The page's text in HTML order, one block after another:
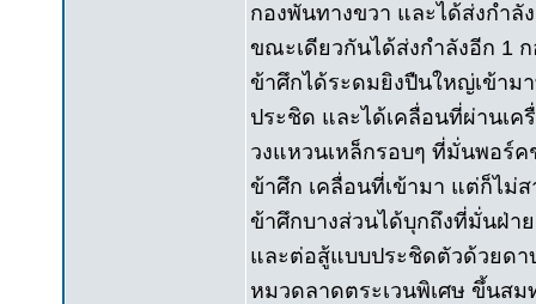
กองพันทางขวา และได้ส่งกำลั
ขณะเดียวกันได้ส่งกำลังอีก 1
ข้าศึกได้ระดมยิงปืนใหญ่เข้าม
ประชิด และได้เคลื่อนที่ผ่านเ
วงแหวนเหล็กรอบๆ ที่มั่นพอร์
ข้าศึก เคลื่อนที่เข้ามา แต่ก็ไม่
ข้าศึกบางส่วนได้บุกถึงที่มั่นฝ่า
และต่อสู้แบบประชิดตัวด้วยด
หมวดลาดตระเวนพิเศษ ขึ้นส